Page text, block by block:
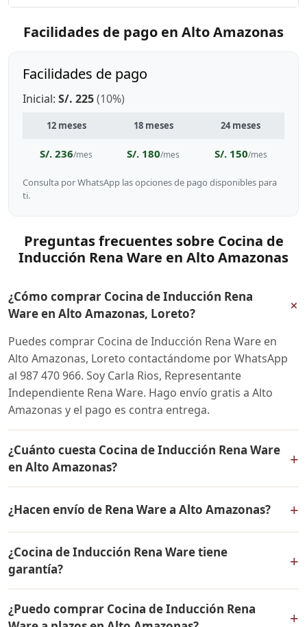
Facilidades de pago en Alto Amazonas
Facilidades de pago
Inicial: S/. 225(10%)
12 meses 18 meses 24 meses
S/. 236/mes S/. 180/mes S/. 150/mes
Consulta por WhatsApp las opciones de pago disponibles para
ti.
Preguntas frecuentes sobre Cocina de
Inducción Rena Ware en Alto Amazonas
¿Cómo comprar Cocina de Inducción Rena
Ware en Alto Amazonas, Loreto?
+
Puedes comprar Cocina de Inducción Rena Ware en
Alto Amazonas, Loreto contactándome por WhatsApp
al 987 470 966. Soy Carla Rios, Representante
Independiente Rena Ware. Hago envío gratis a Alto
Amazonas y el pago es contra entrega.
¿Cuánto cuesta Cocina de Inducción Rena Ware
en Alto Amazonas?
+
mismo en todo el Perú. Contáctame por WhatsApp para
conocer el precio actual, promociones disponibles y
facilidades de pago en cuotas desde el 10% de inicial.
¿Hacen envío de Rena Ware a Alto Amazonas? +
Ware a Alto Amazonas, Loreto y a todo el Perú. El pago
es contra entrega.
¿Cocina de Inducción Rena Ware tiene
garantía?
+
vida contra defectos de fabricación. Todos los
¿Puedo comprar Cocina de Inducción Rena
+